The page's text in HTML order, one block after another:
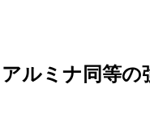
アルミナ同等の